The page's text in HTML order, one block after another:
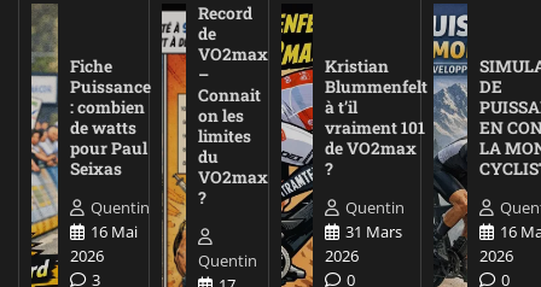
Fiche
Puissance
: combien
de watts
pour Paul
Seixas
Quentin
16 Mai
2026
3
Record
de
VO2max
–
Connait
on les
limites
du
VO2max
?
Quentin
Kristian
Blummenfelt
à t’il
vraiment 101
de VO2max
?
Quentin
31 Mars
2026
0
DE
EN
LA
16
2026
0